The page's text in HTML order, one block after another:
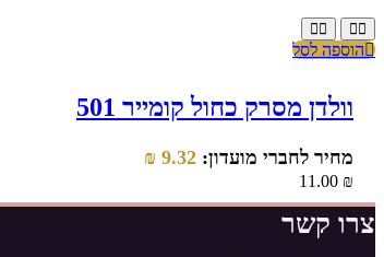
הוספה לסל
וולדן מסרק כחול קומייר 501
מחיר לחברי מועדון: 9.32
₪
11.00 ₪
צרו קשר